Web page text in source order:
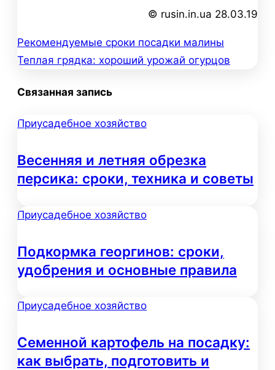
© rusin.in.ua 28.03.19
Навигация
записям
Рекомендуемые сроки посадки малины
Теплая грядка: хороший урожай огурцов
Связанная запись
Приусадебное хозяйство
Весенняя и летняя обрезка
персика: сроки, техника и советы
Приусадебное хозяйство
Подкормка георгинов: сроки,
удобрения и основные правила
Приусадебное хозяйство
Семенной картофель на посадку:
как выбрать, подготовить и